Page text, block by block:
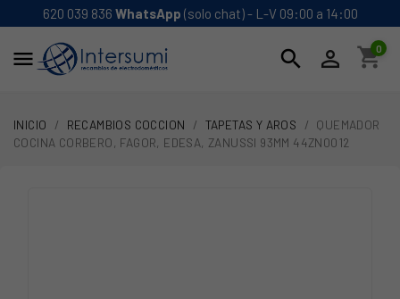
620 039 836 WhatsApp (solo chat) - L-V 09:00 a 14:00
 search  shopping_cart
0
INICIO RECAMBIOS COCCION TAPETAS Y AROS
QUEMADOR
COCINA CORBERO, FAGOR, EDESA, ZANUSSI 93MM 44ZN0012